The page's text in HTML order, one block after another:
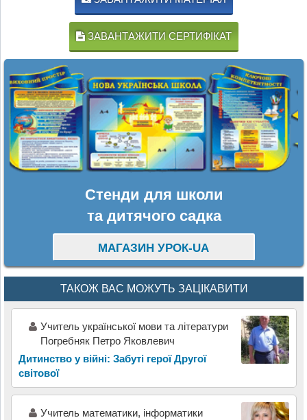
ЗАВАНТАЖИТИ СЕРТИФІКАТ
Стенди для школи
та дитячого садка
МАГАЗИН УРОК-UA
ТАКОЖ ВАС МОЖУТЬ ЗАЦІКАВИТИ
Учитель української мови та літератури
Погребняк Петро Яковлевич
Дитинство у війні: Забуті герої Другої
світової
Учитель математики, інформатики